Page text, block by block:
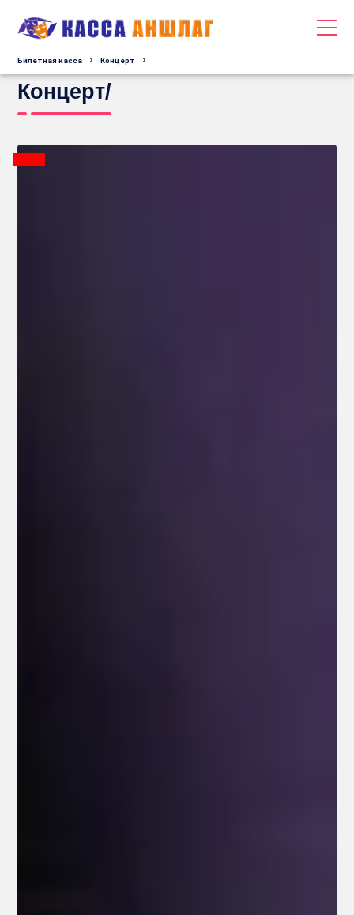
Билетная касса Концерт
Концерт/